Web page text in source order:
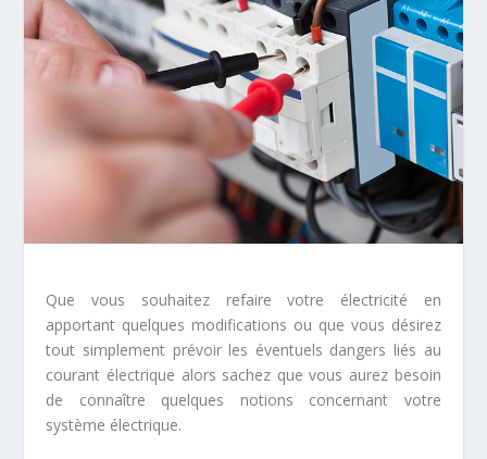
Que vous souhaitez refaire votre électricité en
apportant quelques modifications ou que vous désirez
tout simplement prévoir les éventuels dangers liés au
courant électrique alors sachez que vous aurez besoin
de connaître quelques notions concernant votre
système électrique.